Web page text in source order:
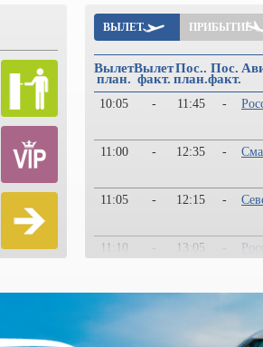
ВЫЛЕТ ПРИБЫТИЕ
Вылет
план.
Вылет
факт.
Пос..
план.
Пос.
факт.
10:05 - 11:45 -
11:00 - 12:35 -
11:05 - 12:15 -
11:10 13:05
11:25 - 12:45 -